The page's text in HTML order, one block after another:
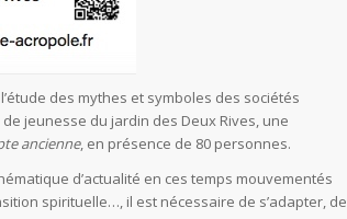
des mythes et symboles des sociétés
jeunesse du jardin des Deux Rives, une
ancienne, en présence de 80 personnes.
d’actualité en ces temps mouvementés
spirituelle…, il est nécessaire de s’adapter, de